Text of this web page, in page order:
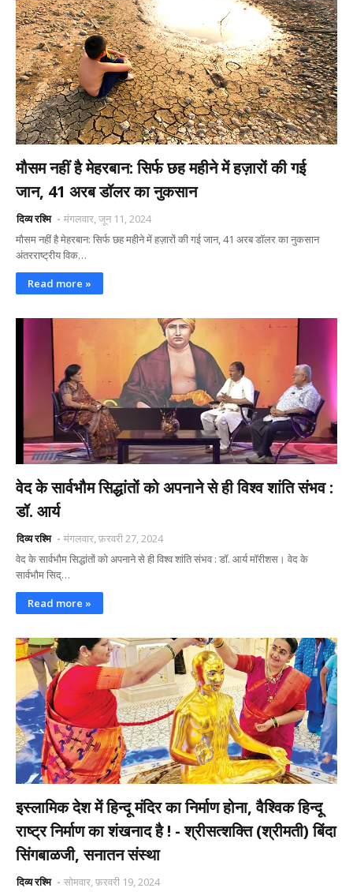
मौसम नहीं है मेहरबान: सिर्फ छह महीने में हज़ारों की गई
जान, 41 अरब डॉलर का नुकसान
दिव्य रश्मि
मंगलवार, जून 11, 2024
मौसम नहीं है मेहरबान: सिर्फ छह महीने में हज़ारों की गई जान, 41 अरब डॉलर का नुकसान
अंतरराष्ट्रीय विक…
Read more »
वेद के सार्वभौम सिद्धांतों को अपनाने से ही विश्व शांति संभव :
डॉ. आर्य
दिव्य रश्मि
मंगलवार, फ़रवरी 27, 2024
वेद के सार्वभौम सिद्धांतों को अपनाने से ही विश्व शांति संभव : डॉ. आर्य मॉरीशस। वेद के
सार्वभौम सिद्…
Read more »
इस्लामिक देश में हिन्दू मंदिर का निर्माण होना, वैश्विक हिन्दू
राष्ट्र निर्माण का शंखनाद है ! - श्रीसत्शक्ति (श्रीमती) बिंदा
सिंगबाळजी, सनातन संस्था
दिव्य रश्मि सोमवार, फ़रवरी 19, 2024